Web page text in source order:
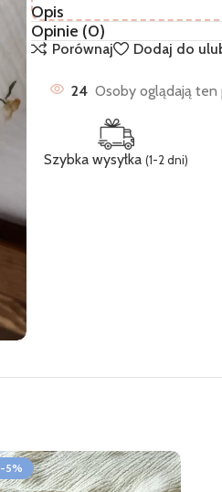
Opis
Opinie (0)
Porównaj Dodaj do
24 Osoby oglądają ten
Szybka wysyłka(1-2 dni)
-5%